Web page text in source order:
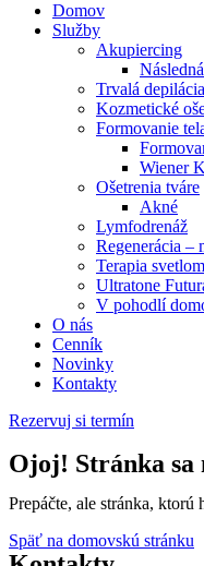
Domov
Služby
Akupiercing
Trvalá depilácia
Kozmetické
Formovanie
Wiener
Ošetrenia tváre
Akné
Lymfodrenáž
Regenerácia –
Terapia
Ultratone
V pohodlí
O nás
Cenník
Novinky
Kontakty
Rezervuj si termín
Ojoj! Stránka sa
Prepáčte, ale stránka, ktorú
Späť na domovskú stránku